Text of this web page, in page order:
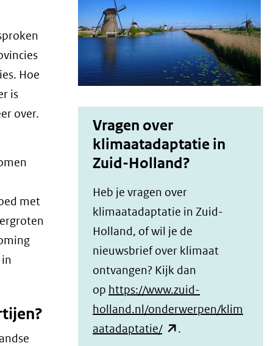
Hoe
is
over.
met
Vragen over
klimaatadaptatie in
Zuid-Holland?
Heb je vragen over
klimaatadaptatie in Zuid-
Holland, of wil je de
nieuwsbrief over klimaat
ontvangen? Kijk dan
op https://www.zuid-
holland.nl/onderwerpen/klim
aatadaptatie/(opent
.